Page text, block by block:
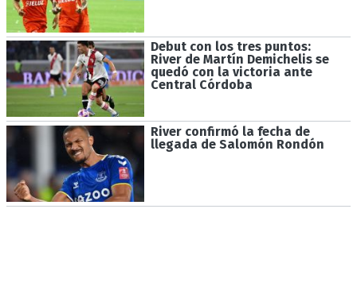
Debut con los tres puntos:
River de Martín Demichelis se
quedó con la victoria ante
Central Córdoba
River confirmó la fecha de
llegada de Salomón Rondón